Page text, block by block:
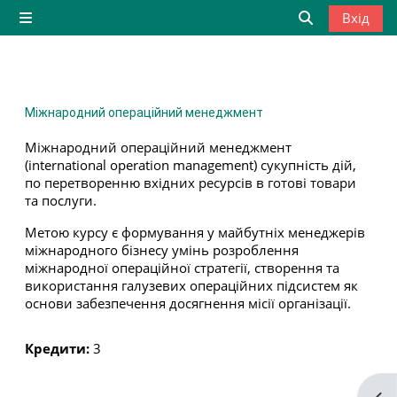
Перейти до головного вмісту
Бокова панель
Вхід
Міжнародний операційний менеджмент
Міжнародний операційний менеджмент
(international operation management) сукупність дій,
по перетворенню вхідних ресурсів в готові товари
та послуги.
Метою курсу є формування у майбутніх менеджерів
міжнародного бізнесу умінь розроблення
міжнародної операційної стратегії, створення та
використання галузевих операційних підсистем як
основи забезпечення досягнення місії організації.
Кредити: 3